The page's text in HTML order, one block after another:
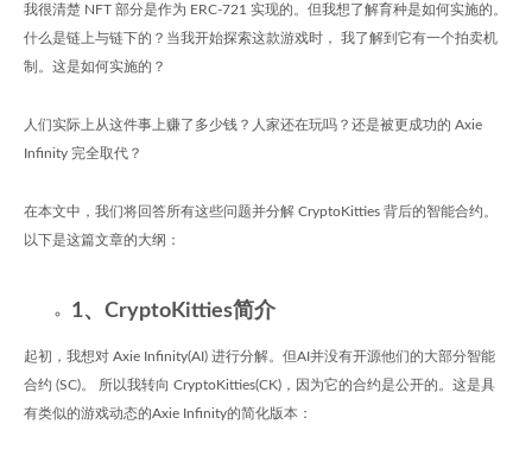
我很清楚 NFT 部分是作为 ERC-721 实现的。但我想了解育种是如何实施的。
什么是链上与链下的？当我开始探索这款游戏时， 我了解到它有一个拍卖机
制。这是如何实施的？
人们实际上从这件事上赚了多少钱？人家还在玩吗？还是被更成功的 Axie
Infinity 完全取代？
在本文中，我们将回答所有这些问题并分解 CryptoKitties 背后的智能合约。
以下是这篇文章的大纲：
1、CryptoKitties简介
起初，我想对 Axie Infinity(AI) 进行分解。但AI并没有开源他们的大部分智能
合约 (SC)。 所以我转向 CryptoKitties(CK)，因为它的合约是公开的。这是具
有类似的游戏动态的Axie Infinity的简化版本：